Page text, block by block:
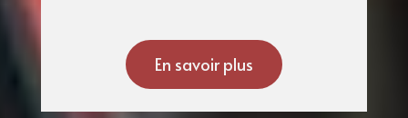
En savoir plus